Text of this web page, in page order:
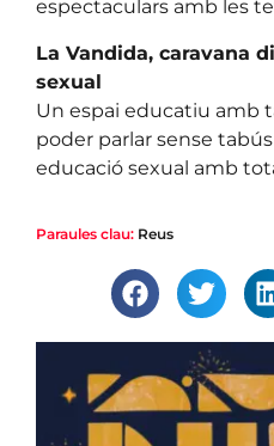
espectaculars amb les
La Vandida, caravana
sexual
Un espai educatiu amb
poder parlar sense
educació sexual amb
Paraules clau: Reus